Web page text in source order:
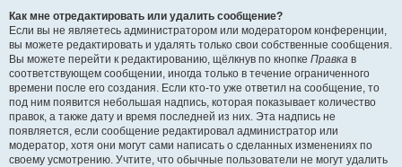
Как мне отредактировать или удалить сообщение?
Если вы не являетесь администратором или модератором конференции,
вы можете редактировать и удалять только свои собственные сообщения.
Вы можете перейти к редактированию, щёлкнув по кнопке Правка в
соответствующем сообщении, иногда только в течение ограниченного
времени после его создания. Если кто-то уже ответил на сообщение, то
под ним появится небольшая надпись, которая показывает количество
правок, а также дату и время последней из них. Эта надпись не
появляется, если сообщение редактировал администратор или
модератор, хотя они могут сами написать о сделанных изменениях по
своему усмотрению. Учтите, что обычные пользователи не могут удалить